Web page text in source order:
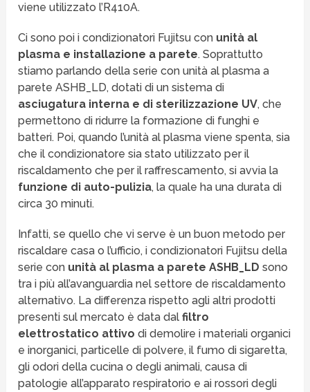
viene utilizzato l’R410A.
Ci sono poi i condizionatori Fujitsu con unità al
plasma e installazione a parete. Soprattutto
stiamo parlando della serie con unità al plasma a
parete ASHB_LD, dotati di un sistema di
asciugatura interna e di sterilizzazione UV, che
permettono di ridurre la formazione di funghi e
batteri. Poi, quando l’unità al plasma viene spenta, sia
che il condizionatore sia stato utilizzato per il
riscaldamento che per il raffrescamento, si avvia la
funzione di auto-pulizia, la quale ha una durata di
circa 30 minuti.
Infatti, se quello che vi serve è un buon metodo per
riscaldare casa o l’ufficio, i condizionatori Fujitsu della
serie con unità al plasma a parete ASHB_LDsono
tra i più all’avanguardia nel settore de riscaldamento
alternativo. La differenza rispetto agli altri prodotti
presenti sul mercato è data dalfiltro
elettrostatico attivodi demolire i materiali organici
e inorganici, particelle di polvere, il fumo di sigaretta,
gli odori della cucina o degli animali, causa di
patologie all’apparato respiratorio e ai rossori degli